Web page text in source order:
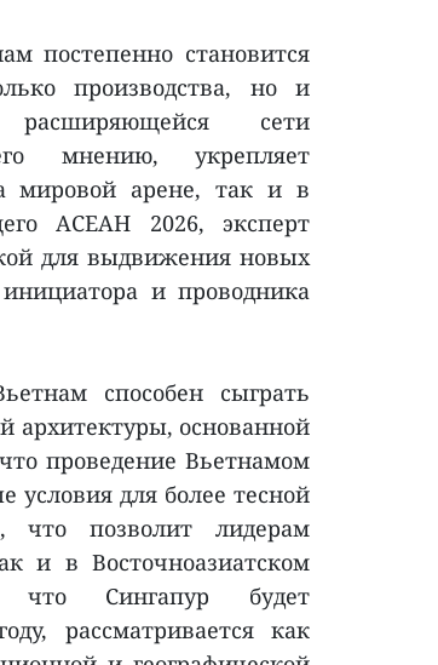
постепенно становится
производства, но и
расширяющейся сети
мнению, укрепляет
мировой арене, так и в
АСЕАН 2026, эксперт
для выдвижения новых
и проводника
способен сыграть
архитектуры, основанной
проведение Вьетнамом
условия для более тесной
что позволит лидерам
и в Восточноазиатском
Сингапур будет
рассматривается как